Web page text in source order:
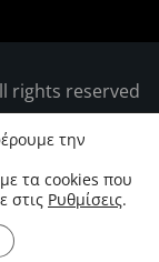
rights reserved
την
τα cookies που
στις Ρυθμίσεις.